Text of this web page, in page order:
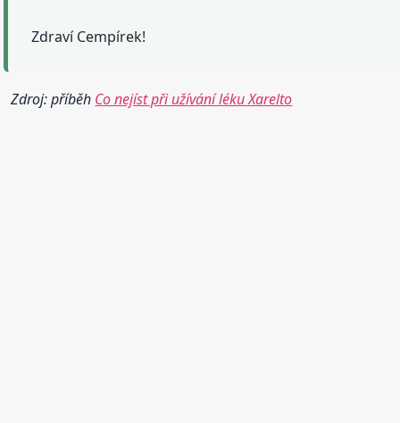
Zdraví Cempírek!
Zdroj: příběh Co nejíst při užívání léku Xarelto